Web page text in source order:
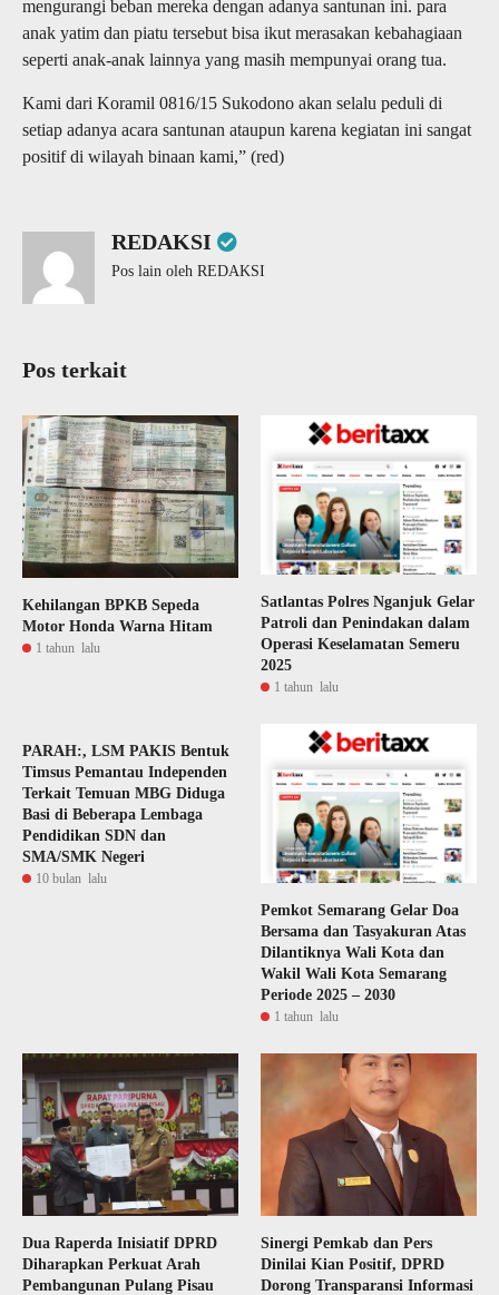
mengurangi beban mereka dengan adanya santunan ini. para
anak yatim dan piatu tersebut bisa ikut merasakan kebahagiaan
seperti anak-anak lainnya yang masih mempunyai orang tua.
Kami dari Koramil 0816/15 Sukodono akan selalu peduli di
setiap adanya acara santunan ataupun karena kegiatan ini sangat
positif di wilayah binaan kami,” (red)
REDAKSI
Pos lain oleh REDAKSI
Pos terkait
Kehilangan BPKB Sepeda
Motor Honda Warna Hitam
1 tahun lalu
Satlantas Polres Nganjuk Gelar
Patroli dan Penindakan dalam
Operasi Keselamatan Semeru
2025
1 tahun lalu
PARAH:, LSM PAKIS Bentuk
Timsus Pemantau Independen
Terkait Temuan MBG Diduga
Basi di Beberapa Lembaga
Pendidikan SDN dan
SMA/SMK Negeri
10 bulan lalu
Pemkot Semarang Gelar Doa
Bersama dan Tasyakuran Atas
Dilantiknya Wali Kota dan
Wakil Wali Kota Semarang
Periode 2025 – 2030
1 tahun lalu
Dua Raperda Inisiatif DPRD
Diharapkan Perkuat Arah
Pembangunan Pulang Pisau
Sinergi Pemkab dan Pers
Dinilai Kian Positif, DPRD
Dorong Transparansi Informasi